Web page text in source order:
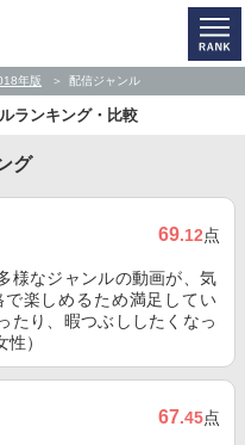
年版 配信ジャンル
ランキング・比較
グ
69.12点
様なジャンルの動画が、気
楽しめるため満足してい
たり、暇つぶししたくなっ
）
67.45点